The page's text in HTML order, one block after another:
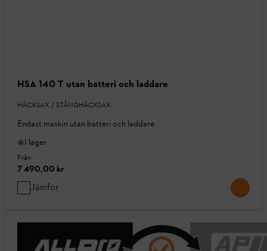
HSA 140 T utan batteri och laddare
HÄCKSAX / STÅNGHÄCKSAX
Endast maskin utan batteri och laddare
I lager
Från
7 490,00 kr
Jämför